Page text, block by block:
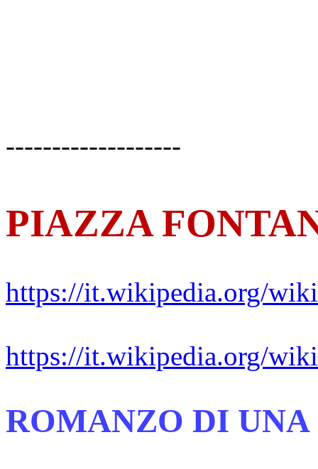
-------------------
PIAZZA
https://it.wikipedia.org/
https://it.wikipedia.org/
ROMANZO DI UNA